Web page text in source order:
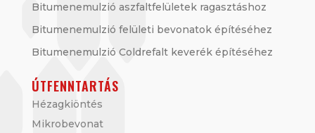
Bitumenemulzió aszfaltfelületek ragasztáshoz
Bitumenemulzió felületi bevonatok építéséhez
Bitumenemulzió Coldrefalt keverék építéséhez
ÚTFENNTARTÁS
Hézagkiöntés
Mikrobevonat